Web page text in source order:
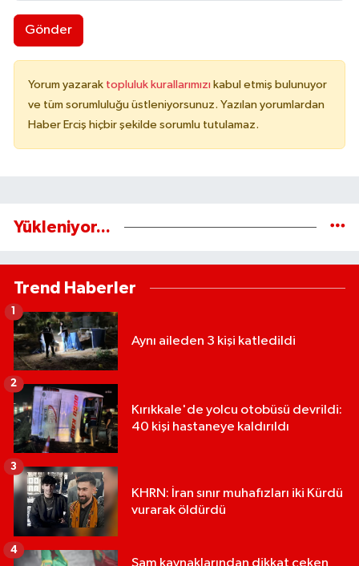
Gönder
Yorum yazarak topluluk kurallarımızı kabul etmiş bulunuyor
ve tüm sorumluluğu üstleniyorsunuz. Yazılan yorumlardan
Haber Erciş hiçbir şekilde sorumlu tutulamaz.
Yükleniyor...
Trend Haberler
Aynı aileden 3 kişi katledildi
1
Kırıkkale'de yolcu otobüsü devrildi:
40 kişi hastaneye kaldırıldı
2
KHRN: İran sınır muhafızları iki Kürdü
vurarak öldürdü
3
Şam kaynaklarından dikkat çeken
4